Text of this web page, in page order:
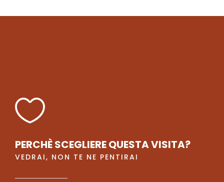
PERCHÈ SCEGLIERE QUESTA VISITA?
VEDRAI, NON TE NE PENTIRAI